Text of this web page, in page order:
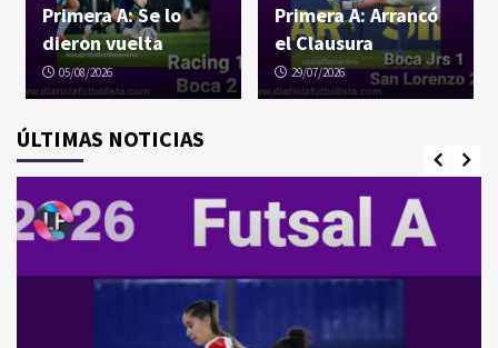
ÚLTIMAS NOTICIAS
Primera A: Se lo
dieron vuelta
05/08/2026
Primera A: Arrancó
el Clausura
29/07/2026